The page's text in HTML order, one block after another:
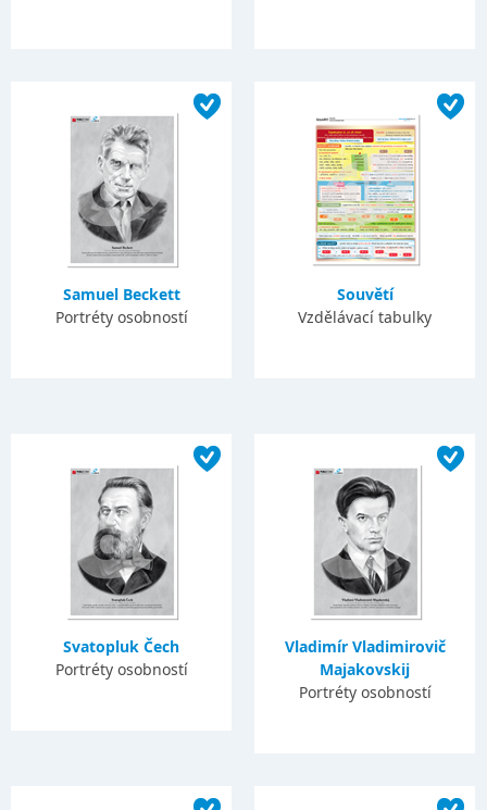
Samuel Beckett
Portréty osobností
Souvětí
Vzdělávací tabulky
Svatopluk Čech
Portréty osobností
Vladimír Vladimirovič
Majakovskij
Portréty osobností